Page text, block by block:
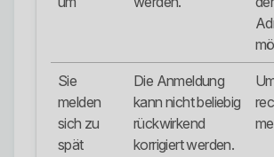
Sie
melden
sich zu
spät
Die Anmeldung
kann nicht beliebig
rückwirkend
korrigiert werden.